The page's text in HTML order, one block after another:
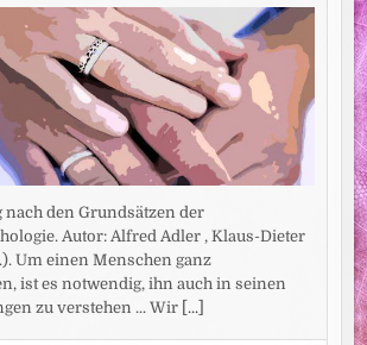
den Grundsätzen der
Autor: Alfred Adler , Klaus-Dieter
Um einen Menschen ganz
ist es notwendig, ihn auch in seinen
zu verstehen ... Wir [...]